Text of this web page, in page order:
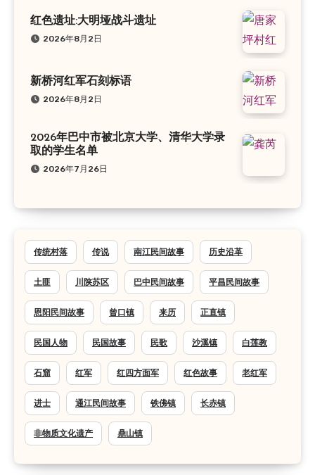
红色遗址:大明垭战斗遗址
2026年8月2日
新桥河红军石刻标语
2026年8月2日
2026年巴中市被北京大学、清华大学录
取的学生名单
2026年7月26日
传统村落 传说 南江民间故事 历史沿革
土匪 川陕苏区 巴中民间故事 平昌民间故事
恩阳民间故事 曾口镇 来历 正直镇
民国人物 民国故事 民歌 沙溪镇 白莲教
石窟 红军 红四方面军 红色故事 老红军
进士 通江民间故事 铁佛镇 长赤镇
非物质文化遗产 鼎山镇